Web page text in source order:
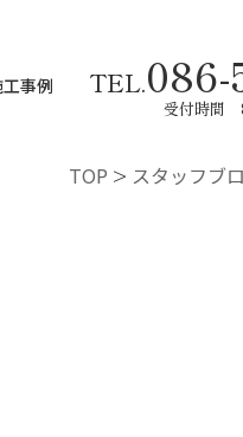
事例 TEL.086-
受付時間
TOP > スタッフブ